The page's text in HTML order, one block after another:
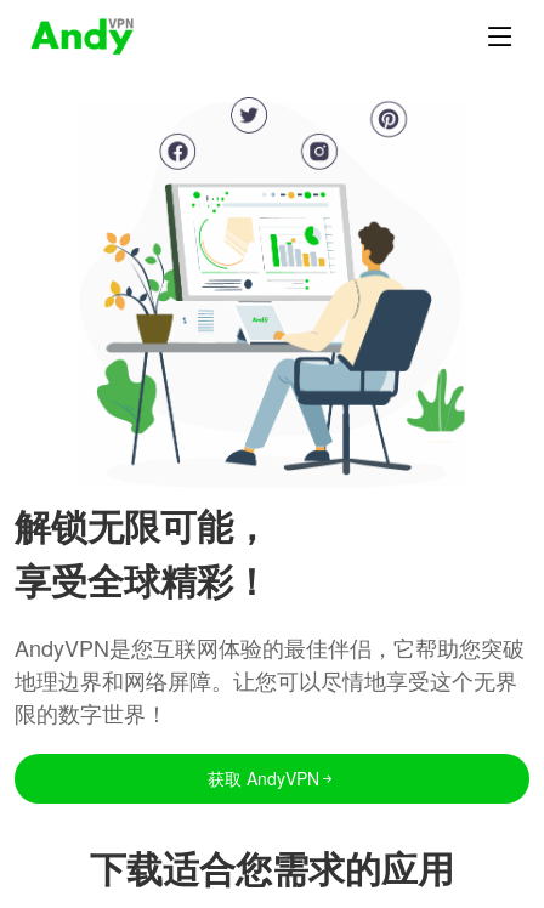
解锁无限可能，
享受全球精彩！
AndyVPN是您互联网体验的最佳伴侣，它帮助您突破
地理边界和网络屏障。让您可以尽情地享受这个无界
限的数字世界！
获取 AndyVPN
下载适合您需求的应用